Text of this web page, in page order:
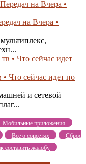
на Вчера •
Что сейчас идет по
и сетевой
Мобильные приложения
Все о соцсетях
Сброс
составить жалобу